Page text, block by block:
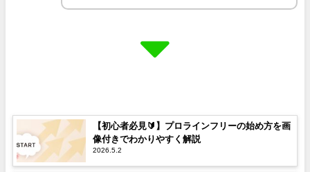
【初心者必見🔰】プロラインフリーの始め方を画
像付きでわかりやすく解説
2026.5.2